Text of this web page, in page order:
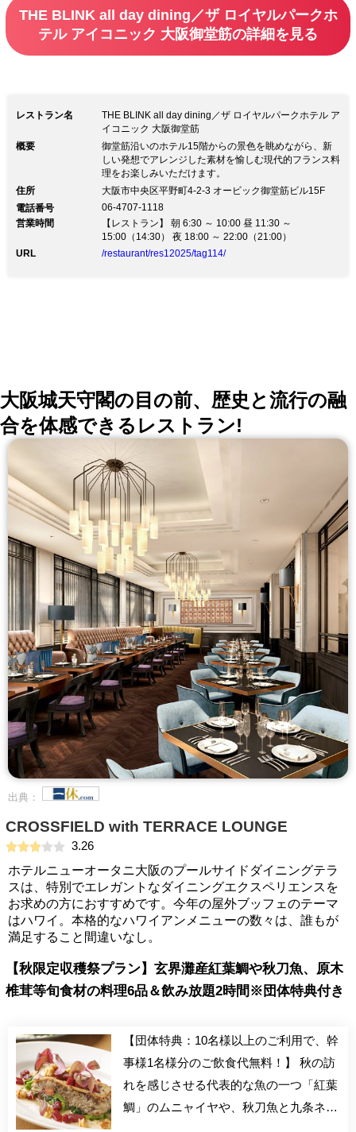
秋を感じるお食事をお楽しみください。
THE BLINK all day dining／ザ ロイヤルパークホ
テル アイコニック 大阪御堂筋の詳細を見る
レストラン名
THE BLINK all day dining／ザ ロイヤルパークホテル ア
イコニック 大阪御堂筋
概要
御堂筋沿いのホテル15階からの景色を眺めながら、新
しい発想でアレンジした素材を愉しむ現代的フランス料
理をお楽しみいただけます。
住所
大阪市中央区平野町4-2-3 オービック御堂筋ビル15F
電話番号
06-4707-1118
営業時間
【レストラン】 朝 6:30 ～ 10:00 昼 11:30 ～
15:00（14:30） 夜 18:00 ～ 22:00（21:00）
URL
/restaurant/res12025/tag114/
大阪城天守閣の目の前、歴史と流行の融
合を体感できるレストラン!
出典：
CROSSFIELD with TERRACE LOUNGE
3.26
ホテルニューオータニ大阪のプールサイドダイニングテラ
スは、特別でエレガントなダイニングエクスペリエンスを
お求めの方におすすめです。今年の屋外ブッフェのテーマ
はハワイ。本格的なハワイアンメニューの数々は、誰もが
満足すること間違いなし。
【秋限定収穫祭プラン】玄界灘産紅葉鯛や秋刀魚、原木
椎茸等旬食材の料理6品＆飲み放題2時間※団体特典付き
【団体特典：10名様以上のご利用で、幹
事様1名様分のご飲食代無料！】 秋の訪
れを感じさせる代表的な魚の一つ「紅葉
鯛」のムニャイヤや、秋刀魚と九条ネギ